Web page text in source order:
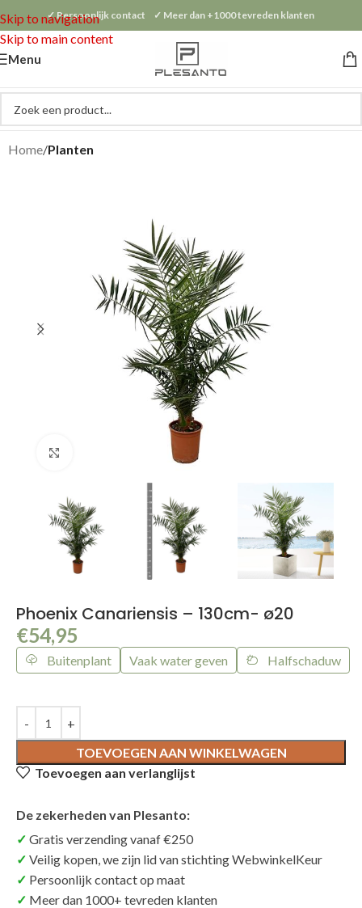
Skip to navigation
Skip to main content
✓ Persoonlijk contact ✓ Meer dan +1000 tevreden klanten
Menu
Home Planten
Klik om te vergroten
Phoenix Canariensis – 130cm- ø20
€54,95
Buitenplant Vaak water geven Halfschaduw
TOEVOEGEN AAN WINKELWAGEN
Toevoegen aan verlanglijst
De zekerheden van Plesanto:
Gratis verzending vanaf €250
Veilig kopen, we zijn lid van stichting WebwinkelKeur
Persoonlijk contact op maat
Meer dan 1000+ tevreden klanten